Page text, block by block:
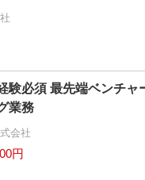
験必須 最先端ベンチャ
業務
会社
円